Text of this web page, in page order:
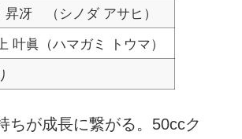
昇冴 （シノダ アサヒ）
叶眞（ハマガミ トウマ）
ちが成長に繋がる。50ccク